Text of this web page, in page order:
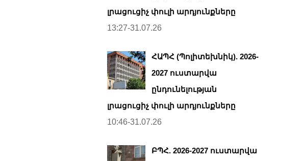
լրացուցիչ փուլի արդյունքները
13:27-31.07.26
ՀԱՊՀ (Պոլիտեխնիկ). 2026-
2027 ուստարվա
ընդունելության
լրացուցիչ փուլի արդյունքները
10:46-31.07.26
ԲՊՀ. 2026-2027 ուստարվա